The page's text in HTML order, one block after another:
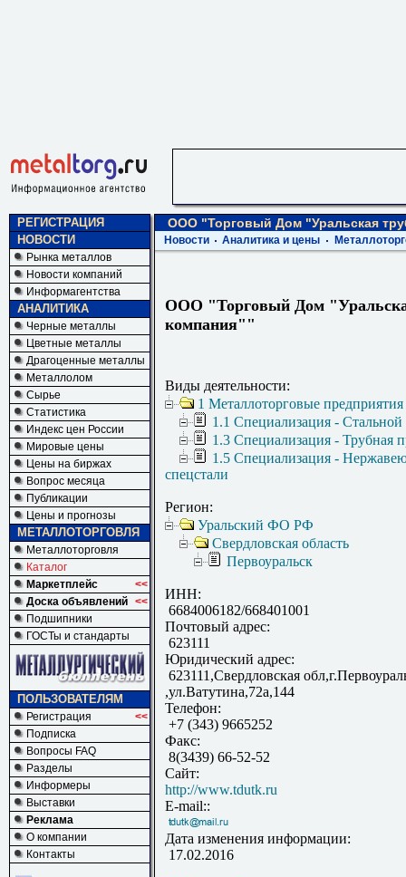
РЕГИСТРАЦИЯ
НОВОСТИ
Рынка металлов
Новости компаний
Информагентства
АНАЛИТИКА
Черные металлы
Цветные металлы
Драгоценные металлы
Металлолом
Сырье
Статистика
Индекс цен России
Мировые цены
Цены на биржах
Вопрос месяца
Публикации
Цены и прогнозы
МЕТАЛЛОТОРГОВЛЯ
Металлоторговля
Каталог
Маркетплейс
<<
Доска объявлений <<
Подшипники
ГОСТы и стандарты
ПОЛЬЗОВАТЕЛЯМ
Регистрация
<<
Подписка
Вопросы FAQ
Разделы
Информеры
Выставки
Реклама
О компании
Контакты
ООО "Торговый Дом "Уральская
Новости Аналитика и цены
ООО "Торговый Дом
компания""
Виды деятельности:
1 Металлоторговые
1.1 Специализация - Стальной
1.3 Специализация - Трубная
1.5 Специализация -
спецстали
Регион:
Уральский ФО РФ
Свердловская область
Первоуральск
ИНН:
6684006182/668401001
Почтовый адрес:
623111
Юридический адрес:
623111,Свердловская
,ул.Ватутина,72а,144
Телефон:
+7 (343) 9665252
Факс:
8(3439) 66-52-52
Сайт:
http://www.tdutk.ru
E-mail::
Дата изменения информации:
17.02.2016